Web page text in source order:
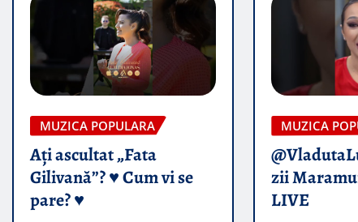
MUZICA POPULARA
Ați ascultat „Fata
Gilivană”? ♥️ Cum vi se
pare? ♥️
MUZICA
zii
LIVE